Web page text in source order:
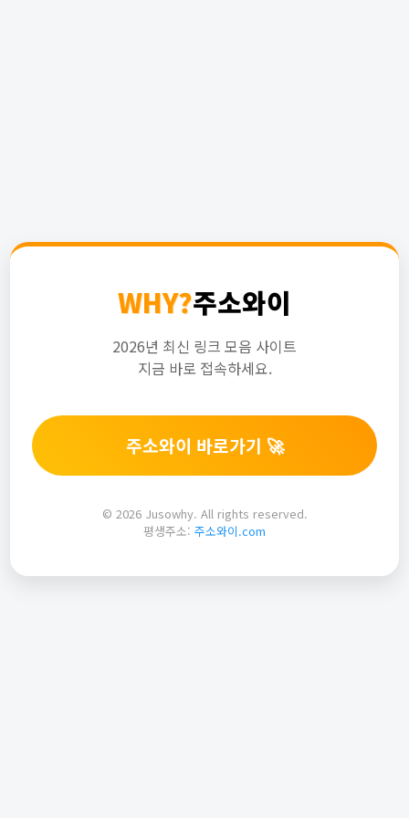
WHY?주소와이
2026년 최신 링크 모음 사이트
지금 바로 접속하세요.
주소와이 바로가기 🚀
© 2026 Jusowhy. All rights reserved.
평생주소: 주소와이.com